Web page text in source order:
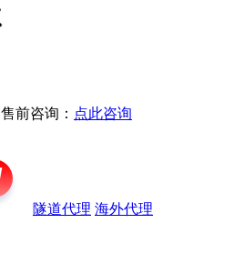
售前咨询： 点此咨询
隧道代理 海外代理